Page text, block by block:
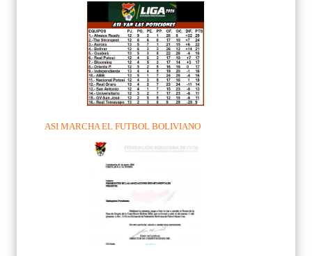
ASI MARCHA EL FUTBOL BOLIVIANO